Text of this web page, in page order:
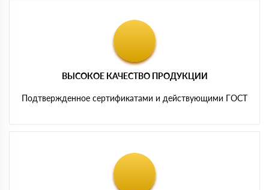
ВЫСОКОЕ КАЧЕСТВО ПРОДУКЦИИ
Подтвержденное сертификатами и действующими ГОСТ